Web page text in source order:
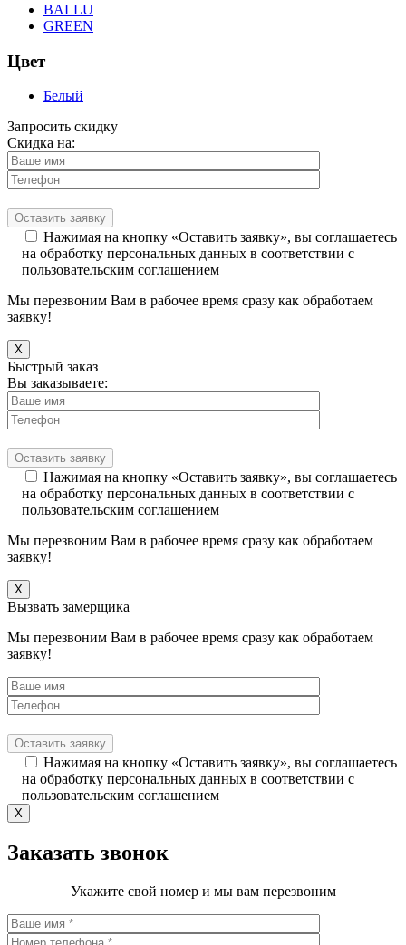
BALLU
GREEN
Цвет
Белый
Запросить скидку
Скидка на:
Нажимая на кнопку «Оставить заявку», вы соглашаетесь
на обработку персональных данных в соответствии с
пользовательским соглашением
Мы перезвоним Вам в рабочее время сразу как обработаем
заявку!
X
Быстрый заказ
Вы заказываете:
Нажимая на кнопку «Оставить заявку», вы соглашаетесь
на обработку персональных данных в соответствии с
пользовательским соглашением
Мы перезвоним Вам в рабочее время сразу как обработаем
заявку!
X
Вызвать замерщика
Мы перезвоним Вам в рабочее время сразу как обработаем
заявку!
Нажимая на кнопку «Оставить заявку», вы соглашаетесь
на обработку персональных данных в соответствии с
пользовательским соглашением
X
Заказать звонок
Укажите свой номер и мы вам перезвоним